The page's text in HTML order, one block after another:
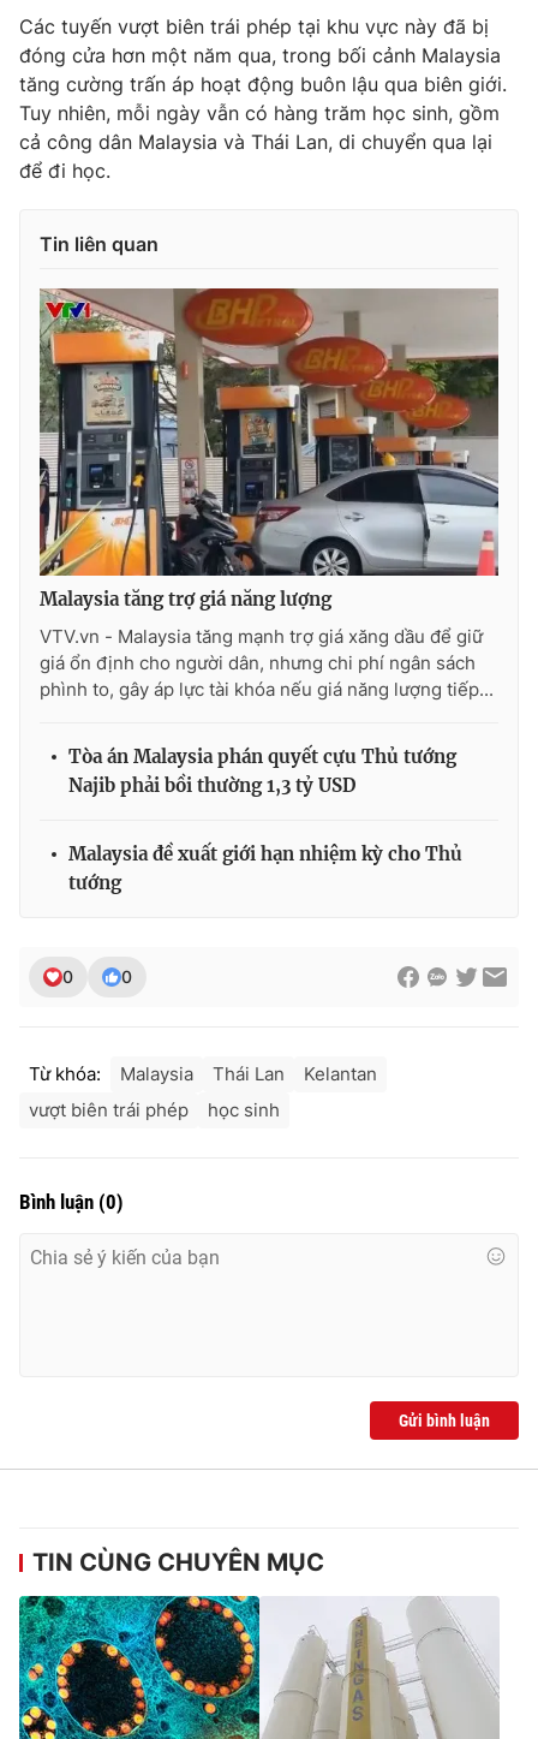
Ðiện thoại Thời báo VTV:
Email:
toasoan@vtv.vn
Liên hệ quảng cáo:024-7300.7108
® Cấm sao chép dưới mọi hình thức nếu không có sự chấp
thuận bằng văn bản. Ghi rõ nguồn VTV.vn khi phát hành lại
thông tin từ website này.
Các tuyến vượt biên trái phép tại khu vực này đã bị
đóng cửa hơn một năm qua, trong bối cảnh Malaysia
tăng cường trấn áp hoạt động buôn lậu qua biên giới.
Tuy nhiên, mỗi ngày vẫn có hàng trăm học sinh, gồm
cả công dân Malaysia và Thái Lan, di chuyển qua lại
để đi học.
Tin liên quan
Malaysia tăng trợ giá năng lượng
VTV.vn - Malaysia tăng mạnh trợ giá xăng dầu để giữ
giá ổn định cho người dân, nhưng chi phí ngân sách
phình to, gây áp lực tài khóa nếu giá năng lượng tiếp...
Tòa án Malaysia phán quyết cựu Thủ tướng
Najib phải bồi thường 1,3 tỷ USD
Malaysia đề xuất giới hạn nhiệm kỳ cho Thủ
tướng
0 0
Từ khóa: Malaysia Thái Lan
Kelantan
vượt biên trái phép
học sinh
Bình luận (0)
Gửi bình luận
TIN CÙNG CHUYÊN MỤC